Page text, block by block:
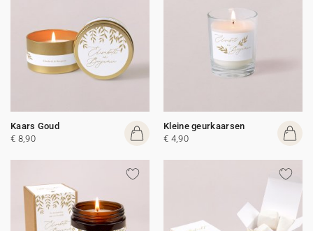
Kaars Goud
€ 8,90
Kleine geurkaarsen
€ 4,90